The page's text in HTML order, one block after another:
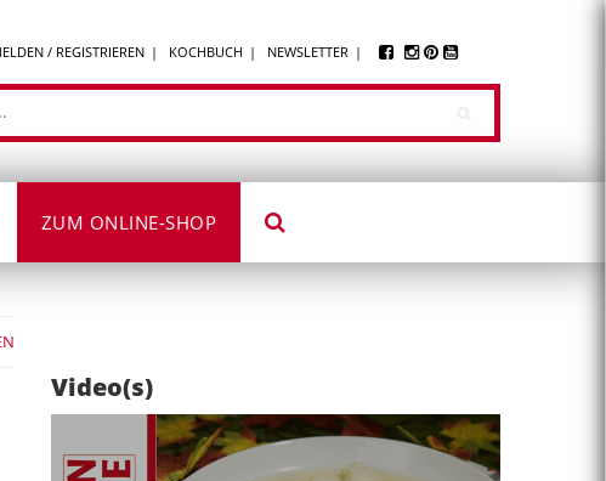
/ REGISTRIEREN KOCHBUCH NEWSLETTER
ZUM ONLINE-SHOP
Video(s)